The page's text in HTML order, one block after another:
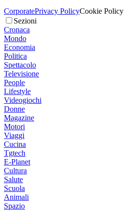
CorporatePrivacy PolicyCookie Policy
Sezioni
Cronaca
Mondo
Economia
Politica
Spettacolo
Televisione
People
Lifestyle
Videogiochi
Donne
Magazine
Motori
Viaggi
Cucina
Tgtech
E-Planet
Cultura
Salute
Scuola
Animali
Spazio